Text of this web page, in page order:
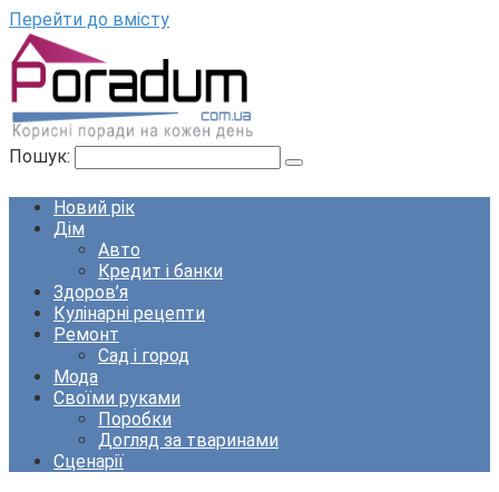
Перейти до вмісту
Пошук:
Новий рік
Дім
Авто
Кредит і банки
Здоров’я
Кулінарні рецепти
Ремонт
Сад і город
Мода
Своїми руками
Поробки
Догляд за тваринами
Сценарії